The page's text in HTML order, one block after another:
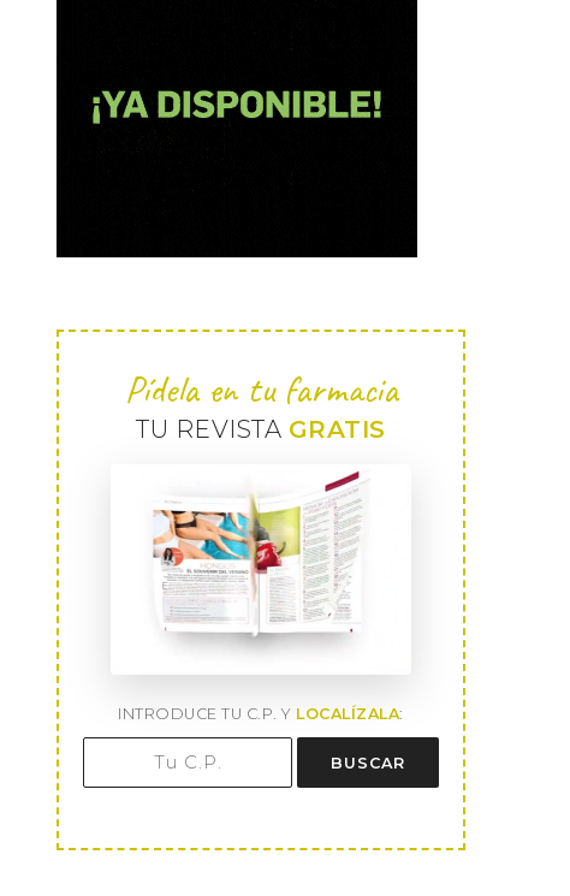
Pídela en tu farmacia
TU REVISTA GRATIS
INTRODUCE TU C.P. Y LOCALÍZALA:
BUSCAR